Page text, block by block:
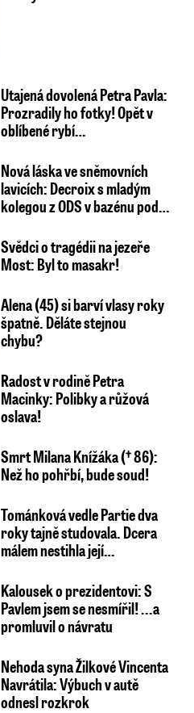
Utajená dovolená Petra Pavla:
Prozradily ho fotky! Opět v
oblíbené rybí…
Nová láska ve sněmovních
lavicích: Decroix s mladým
kolegou z ODS v bazénu pod…
Svědci o tragédii na jezeře
Most: Byl to masakr!
Alena (45) si barví vlasy roky
špatně. Děláte stejnou
chybu?
Radost v rodině Petra
Macinky: Polibky a růžová
oslava!
Smrt Milana Knížáka († 86):
Než ho pohřbí, bude soud!
Tománková vedle Partie dva
roky tajně studovala. Dcera
málem nestihla její…
Kalousek o prezidentovi: S
Pavlem jsem se nesmířil! ...a
promluvil o návratu
Nehoda syna Žilkové Vincenta
Navrátila: Výbuch v autě
odnesl rozkrok